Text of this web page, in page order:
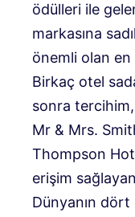
ödülleri ile
markasına
önemli olan
Birkaç otel
sonra tercihim,
Mr & Mrs.
Thompson
erişim
Dünyanın